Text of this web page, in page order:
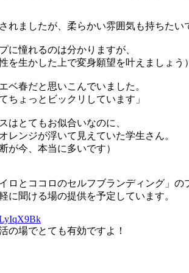
れましたが、柔らかい雰囲気も持ちたい
に憧れるのは分かりますが、
を生かした上で変身願望を叶えましょう）
ベ春だと思いこんでいました。
ちょっとビックリしています」
はとてもお似合いなのに、
レンジが浮いて見えていた学生さん。
が今、本当に多いです）
ロとココロのセルフブランディング」の
に聞ける場の提供を予定しています。
の場でとても有効ですよ！